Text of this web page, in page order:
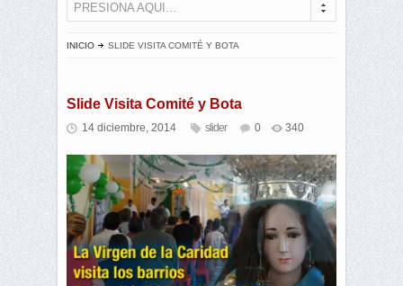
PRESIONA AQUI...
INICIO SLIDE VISITA COMITÉ Y BOTA
Slide Visita Comité y Bota
14 diciembre, 2014 slider 0 340